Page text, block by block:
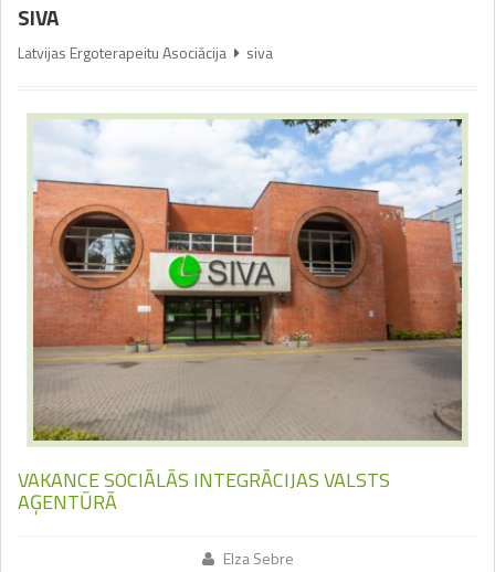
SIVA
Latvijas Ergoterapeitu Asociācija siva
VAKANCE SOCIĀLĀS INTEGRĀCIJAS VALSTS
AĢENTŪRĀ
Elza Sebre